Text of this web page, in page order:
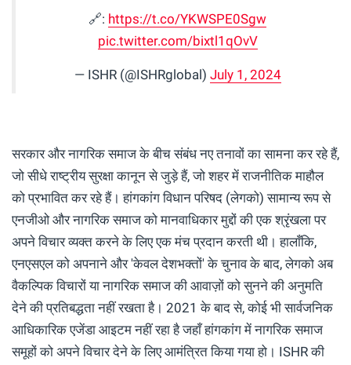
🔗: https://t.co/YKWSPE0Sgw
pic.twitter.com/bixtl1qOvV
— ISHR (@ISHRglobal) July 1, 2024
सरकार और नागरिक समाज के बीच संबंध नए तनावों का सामना कर रहे हैं,
जो सीधे राष्ट्रीय सुरक्षा कानून से जुड़े हैं, जो शहर में राजनीतिक माहौल
को प्रभावित कर रहे हैं। हांगकांग विधान परिषद (लेगको) सामान्य रूप से
एनजीओ और नागरिक समाज को मानवाधिकार मुद्दों की एक श्रृंखला पर
अपने विचार व्यक्त करने के लिए एक मंच प्रदान करती थी। हालाँकि,
एनएसएल को अपनाने और 'केवल देशभक्तों' के चुनाव के बाद, लेगको अब
वैकल्पिक विचारों या नागरिक समाज की आवाज़ों को सुनने की अनुमति
देने की प्रतिबद्धता नहीं रखता है। 2021 के बाद से, कोई भी सार्वजनिक
आधिकारिक एजेंडा आइटम नहीं रहा है जहाँ हांगकांग में नागरिक समाज
समूहों को अपने विचार देने के लिए आमंत्रित किया गया हो। ISHR की